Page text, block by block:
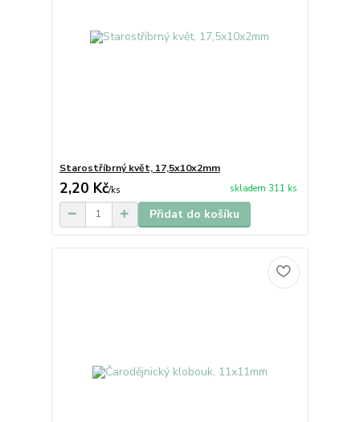
Starostříbrný květ, 17,5x10x2mm
2,20 Kč/ks skladem 311 ks
Přidat do košíku